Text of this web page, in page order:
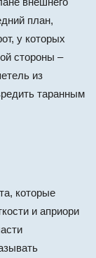
план,
у которых
стороны –
из
таранным
которые
и априори